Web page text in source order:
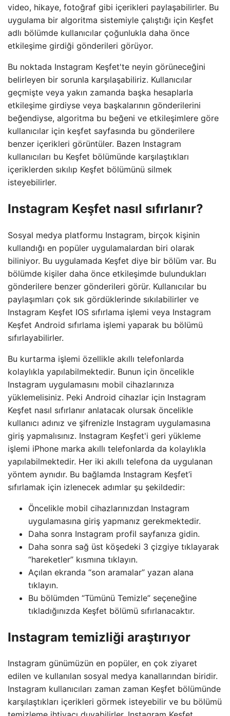
video, hikaye, fotoğraf gibi içerikleri paylaşabilirler. Bu
uygulama bir algoritma sistemiyle çalıştığı için Keşfet
adlı bölümde kullanıcılar çoğunlukla daha önce
etkileşime girdiği gönderileri görüyor.
Bu noktada Instagram Keşfet'te neyin görüneceğini
belirleyen bir sorunla karşılaşabiliriz. Kullanıcılar
geçmişte veya yakın zamanda başka hesaplarla
etkileşime girdiyse veya başkalarının gönderilerini
beğendiyse, algoritma bu beğeni ve etkileşimlere göre
kullanıcılar için keşfet sayfasında bu gönderilere
benzer içerikleri görüntüler. Bazen Instagram
kullanıcıları bu Keşfet bölümünde karşılaştıkları
içeriklerden sıkılıp Keşfet bölümünü silmek
isteyebilirler.
Instagram Keşfet nasıl sıfırlanır?
Sosyal medya platformu Instagram, birçok kişinin
kullandığı en popüler uygulamalardan biri olarak
biliniyor. Bu uygulamada Keşfet diye bir bölüm var. Bu
bölümde kişiler daha önce etkileşimde bulundukları
gönderilere benzer gönderileri görür. Kullanıcılar bu
paylaşımları çok sık gördüklerinde sıkılabilirler ve
Instagram Keşfet IOS sıfırlama işlemi veya Instagram
Keşfet Android sıfırlama işlemi yaparak bu bölümü
sıfırlayabilirler.
Bu kurtarma işlemi özellikle akıllı telefonlarda
kolaylıkla yapılabilmektedir. Bunun için öncelikle
Instagram uygulamasını mobil cihazlarınıza
yüklemelisiniz. Peki Android cihazlar için Instagram
Keşfet nasıl sıfırlanır anlatacak olursak öncelikle
kullanıcı adınız ve şifrenizle Instagram uygulamasına
giriş yapmalısınız. Instagram Keşfet'i geri yükleme
işlemi iPhone marka akıllı telefonlarda da kolaylıkla
yapılabilmektedir. Her iki akıllı telefona da uygulanan
yöntem aynıdır. Bu bağlamda Instagram Keşfet’i
sıfırlamak için izlenecek adımlar şu şekildedir:
Öncelikle mobil cihazlarınızdan Instagram
uygulamasına giriş yapmanız gerekmektedir.
Daha sonra Instagram profil sayfanıza gidin.
Daha sonra sağ üst köşedeki 3 çizgiye tıklayarak
“hareketler” kısmına tıklayın.
Açılan ekranda “son aramalar” yazan alana
tıklayın.
Bu bölümden “Tümünü Temizle” seçeneğine
tıkladığınızda Keşfet bölümü sıfırlanacaktır.
Instagram temizliği araştırıyor
Instagram günümüzün en popüler, en çok ziyaret
edilen ve kullanılan sosyal medya kanallarından biridir.
Instagram kullanıcıları zaman zaman Keşfet bölümünde
karşılaştıkları içerikleri görmek isteyebilir ve bu bölümü